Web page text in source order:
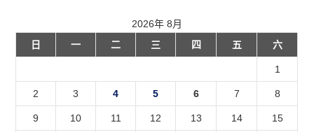
2026年 8月
日
一 二 三 四 五 六
1
2 3 4 5 6 7 8
9 10 11 12 13 14 15